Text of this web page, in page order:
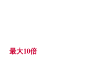
最大10倍